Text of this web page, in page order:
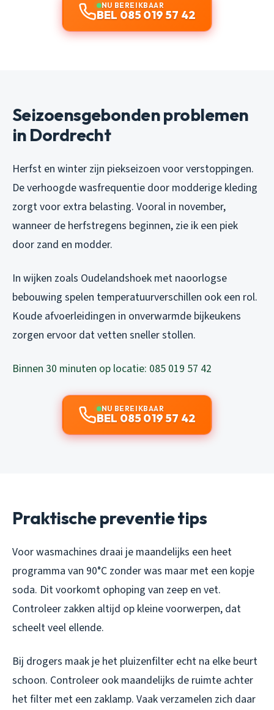
NU BEREIKBAAR
BEL 085 019 57 42
Seizoensgebonden problemen
in Dordrecht
Herfst en winter zijn piekseizoen voor verstoppingen.
De verhoogde wasfrequentie door modderige kleding
zorgt voor extra belasting. Vooral in november,
wanneer de herfstregens beginnen, zie ik een piek
door zand en modder.
In wijken zoals Oudelandshoek met naoorlogse
bebouwing spelen temperatuurverschillen ook een rol.
Koude afvoerleidingen in onverwarmde bijkeukens
zorgen ervoor dat vetten sneller stollen.
Binnen 30 minuten op locatie: 085 019 57 42
NU BEREIKBAAR
BEL 085 019 57 42
Praktische preventie tips
Voor wasmachines draai je maandelijks een heet
programma van 90°C zonder was maar met een kopje
soda. Dit voorkomt ophoping van zeep en vet.
Controleer zakken altijd op kleine voorwerpen, dat
scheelt veel ellende.
Bij drogers maak je het pluizenfilter echt na elke beurt
schoon. Controleer ook maandelijks de ruimte achter
het filter met een zaklamp. Vaak verzamelen zich daar